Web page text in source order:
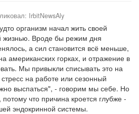
IrbitNewsAly
организм начал жить своей
жизнью. Вроде бы режим дня
а сил становится всё меньше,
американских горках, и отражение в
Мы привыкли списывать это на
на работе или сезонный
выспаться", - говорим мы себе. Но
что причина кроется глубже -
эндокринной системы.